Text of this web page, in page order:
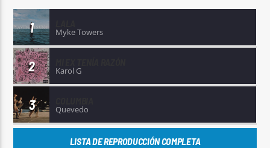
1 Myke Towers
2 Karol G
3 Quevedo
LISTA DE REPRODUCCIÓN COMPLETA